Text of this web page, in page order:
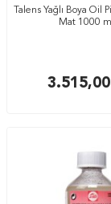
Talens Yağlı Boya Oil
Mat 1000
3.515,00